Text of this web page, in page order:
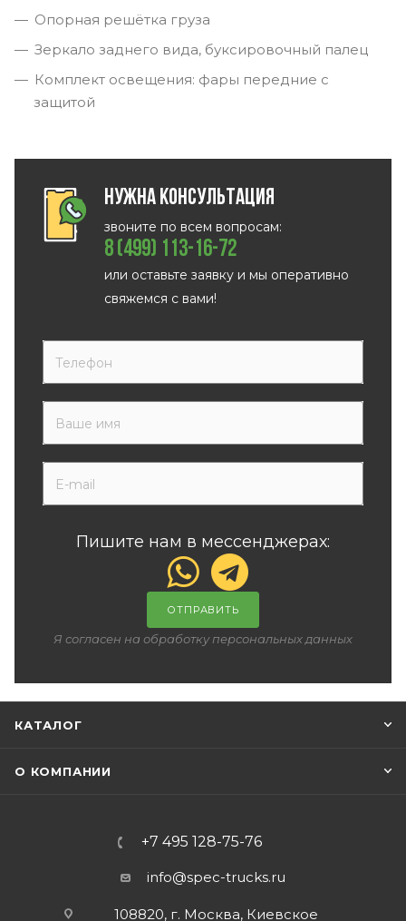
Опорная решётка груза
Зеркало заднего вида, буксировочный палец
Комплект освещения: фары передние с
защитой
Нужна консультация
звоните по всем вопросам:
8 (499) 113-16-72
или оставьте заявку и мы оперативно
свяжемся с вами!
Пишите нам в мессенджерах:
ОТПРАВИТЬ
Я согласен на обработку персональных данных
КАТАЛОГ
О КОМПАНИИ
+7 495 128-75-76
info@spec-trucks.ru
108820, г. Москва, Киевское